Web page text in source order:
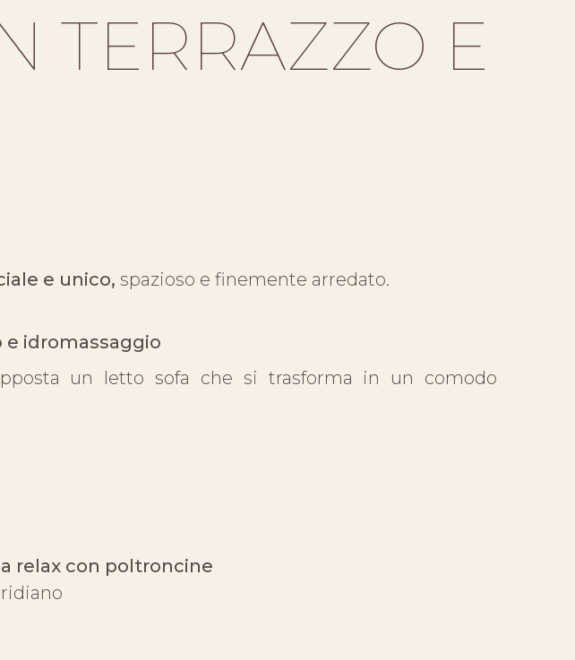
TERRAZZO E
e unico, spazioso e finemente arredato.
idromassaggio
un letto sofa che si trasforma in un comodo
relax con poltroncine